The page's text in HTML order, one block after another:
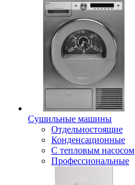
Сушильные машины
Отдельностоящие
Конденсационные
С тепловым насосом
Профессиональные